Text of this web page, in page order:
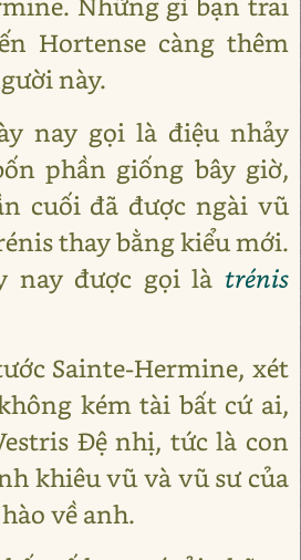
Hortense càng thêm
này.
nay gọi là điệu nhảy
phần giống bây giờ,
cuối đã được ngài vũ
thay bằng kiểu mới.
nay được gọi là trénis
Sainte-Hermine, xét
kém tài bất cứ ai,
Đệ nhị, tức là con
khiêu vũ và vũ sư của
về anh.